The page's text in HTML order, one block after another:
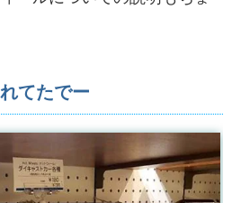
てたでー